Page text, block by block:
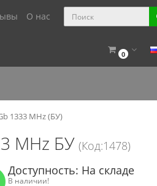
О нас
0
1333 MHz (БУ)
MHz БУ (Код:1478)
Доступность: На складе
В наличии!